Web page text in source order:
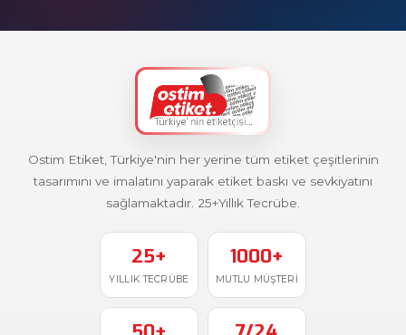
Ostim Etiket, Türkiye'nin her yerine tüm etiket çeşitlerinin
tasarımını ve imalatını yaparak etiket baskı ve sevkiyatını
sağlamaktadır. 25+Yıllık Tecrübe.
25+
YILLIK TECRÜBE
1000+
MUTLU MÜŞTERI